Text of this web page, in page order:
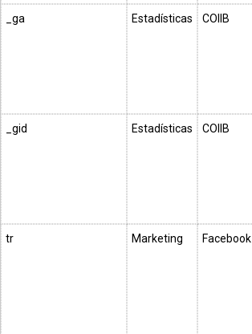
_ga Estadísticas COIIB
_gid Estadísticas COIIB
tr Marketing Facebook